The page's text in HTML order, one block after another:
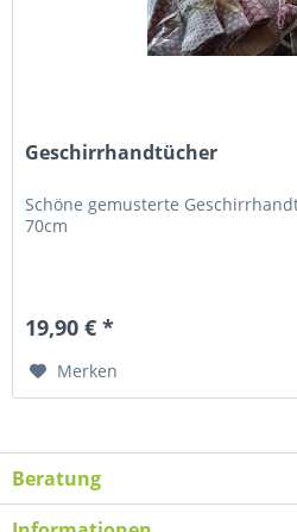
Geschirrhandtücher
Schöne gemusterte
70cm
19,90 € *
Merken
Beratung